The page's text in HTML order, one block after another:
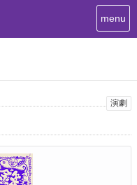
T
o
i
menu
演劇